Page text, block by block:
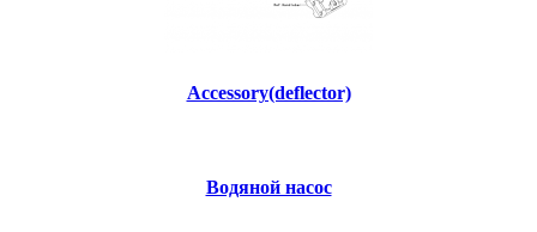
Accessory(deflector)
Водяной насос